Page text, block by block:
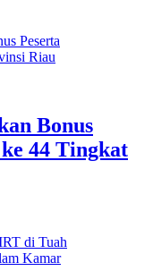
Bonus
44 Tingkat